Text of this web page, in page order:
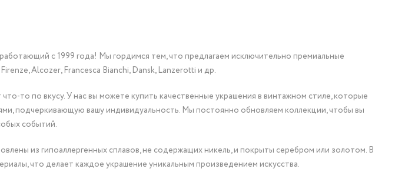
с 1999 года! Мы гордимся тем, что предлагаем исключительно премиальные
Alcozer, Francesca Bianchi, Dansk, Lanzerotti и др.
то по вкусу. У нас вы можете купить качественные украшения в винтажном стиле, которые
подчеркивающую вашу индивидуальность. Мы постоянно обновляем коллекции, чтобы вы
событий.
из гипоаллергенных сплавов, не содержащих никель, и покрыты серебром или золотом. В
что делает каждое украшение уникальным произведением искусства.